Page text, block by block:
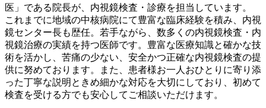
医」である院長が、内視鏡検査・診療を担当しています。
これまでに地域の中核病院にて豊富な臨床経験を積み、内視
鏡センター長も歴任。若手ながら、数多くの内視鏡検査・内
視鏡治療の実績を持つ医師です。豊富な医療知識と確かな技
術を活かし、苦痛の少ない、安全かつ正確な内視鏡検査の提
供に努めております。また、患者様お一人おひとりに寄り添
った丁寧な説明ときめ細かな対応を大切にしており、初めて
検査を受ける方でも安心してご相談いただけます。